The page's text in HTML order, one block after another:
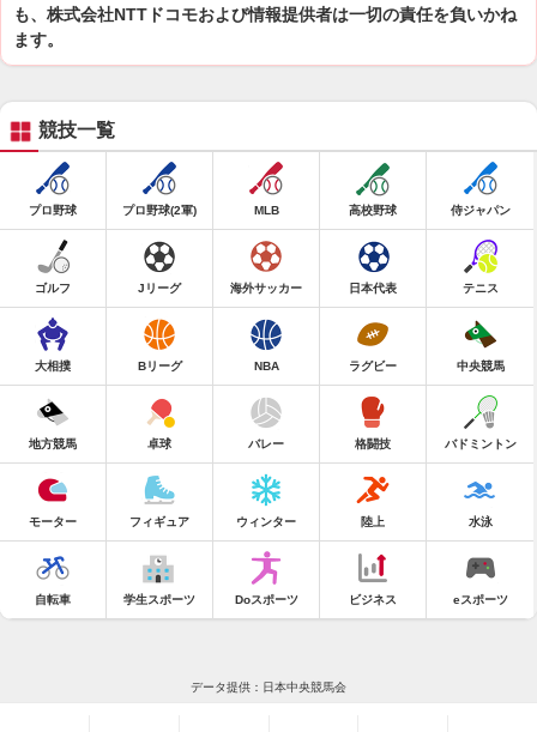
も、株式会社NTTドコモおよび情報提供者は一切の責任を負いかね
ます。
競技一覧
プロ野球 プロ野球(2軍) MLB 高校野球 侍ジャパン
ゴルフ Jリーグ 海外サッカー 日本代表 テニス
大相撲 Bリーグ NBA ラグビー 中央競馬
地方競馬 卓球 バレー 格闘技 バドミントン
モーター フィギュア ウィンター 陸上 水泳
自転車 学生スポーツ Doスポーツ ビジネス eスポーツ
データ提供：日本中央競馬会